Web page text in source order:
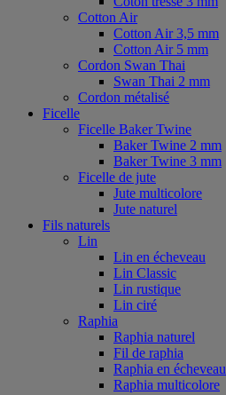
Cotton Air
Cotton Air 3,5 mm
Cotton Air 5 mm
Cordon Swan Thai
Swan Thai 2 mm
Cordon métalisé
Ficelle
Ficelle Baker Twine
Baker Twine 2 mm
Baker Twine 3 mm
Ficelle de jute
Jute multicolore
Jute naturel
Fils naturels
Lin
Lin en écheveau
Lin Classic
Lin rustique
Lin ciré
Raphia
Raphia naturel
Fil de raphia
Raphia en écheveau
Raphia multicolore